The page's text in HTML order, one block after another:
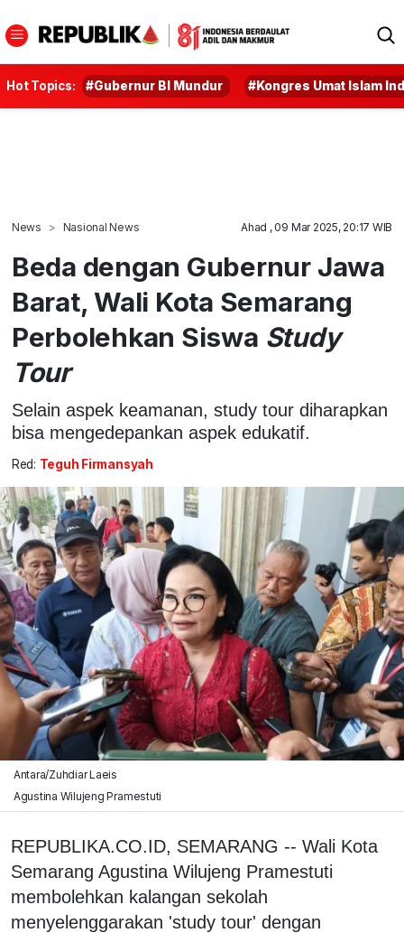
Hot Topics: #Gubernur BI Mundur #Kongres Umat Islam
News Nasional News Ahad , 09 Mar 2025, 20:17 WIB
Beda dengan Gubernur Jawa
Barat, Wali Kota Semarang
Perbolehkan Siswa Study
Tour
Selain aspek keamanan, study tour diharapkan
bisa mengedepankan aspek edukatif.
Red: Teguh Firmansyah
Antara/Zuhdiar Laeis
Agustina Wilujeng Pramestuti
REPUBLIKA.CO.ID, SEMARANG -- Wali Kota
Semarang Agustina Wilujeng Pramestuti
membolehkan kalangan sekolah
menyelenggarakan 'study tour' dengan